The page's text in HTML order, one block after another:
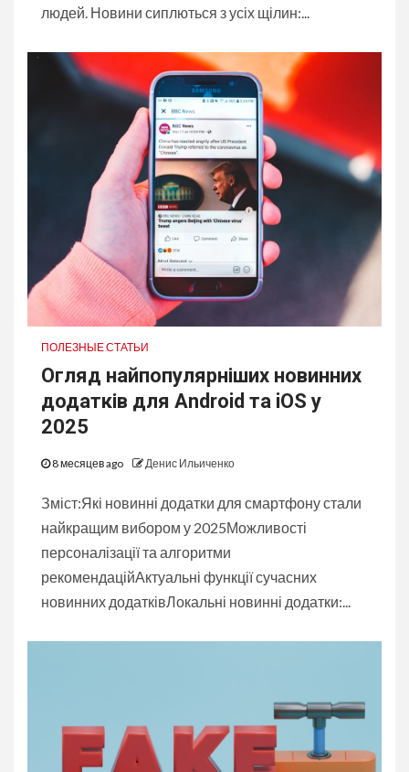
людей. Новини сиплються з усіх щілин:...
ПОЛЕЗНЫЕ СТАТЬИ
Огляд найпопулярніших новинних
додатків для Android та iOS у
2025
8 месяцев ago Денис Ильиченко
Зміст:Які новинні додатки для смартфону стали
найкращим вибором у 2025Можливості
персоналізації та алгоритми
рекомендаційАктуальні функції сучасних
новинних додатківЛокальні новинні додатки:...